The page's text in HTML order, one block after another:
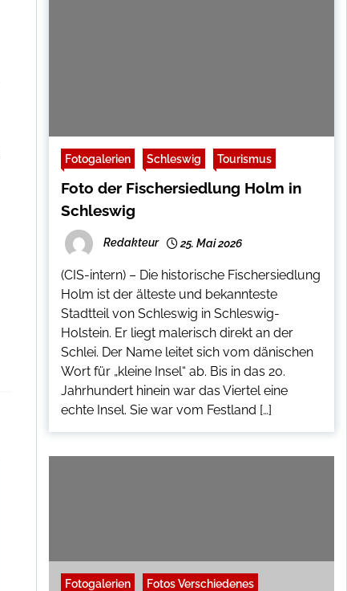
Fotogalerien Schleswig Tourismus
Foto der Fischersiedlung Holm in
Schleswig
Redakteur 25. Mai 2026
(CIS-intern) – Die historische Fischersiedlung
Holm ist der älteste und bekannteste
Stadtteil von Schleswig in Schleswig-
Holstein. Er liegt malerisch direkt an der
Schlei. Der Name leitet sich vom dänischen
Wort für „kleine Insel“ ab. Bis in das 20.
Jahrhundert hinein war das Viertel eine
echte Insel. Sie war vom Festland […]
Fotogalerien
Fotos Verschiedenes